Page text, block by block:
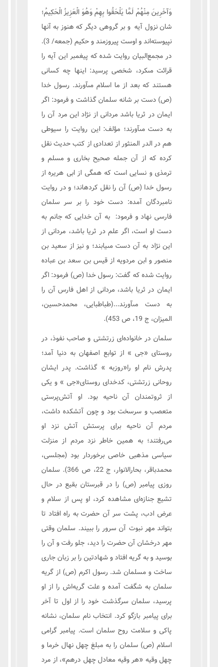
وَآخَرِينَ مِنْهُمْ لَمَّا يَلْحَقُوا بِهِمْ وَهُوَ الْعَزِيزُ الْحَكِيمُ؛
شان نزول آیه و بر گروهی ديگر که هنوز به آنها
نپیوسته‌اند و اوست پيروزمند و حکيم (جمعه/ 3).
در مجمع‌البیان روايت شده كه پيغمبر اين آيه را
قرائت مى‏كرد، شخصى پرسيد: اينها چه كسانى
هستند كه بعد از ما اسلام مى‏آورند. رسول خدا
(ص) دست بر شانه سلمان گذاشت و فرمود: اگر
ايمان در ثريا باشد مردانى از نژاد اين مرد آن را
به دست مى‏آورند؛ مؤلف: اين روايت را سيوطى
هم در الدر المنثور از تعدادى از كتب حديث نقل
كرده كه از آن جمله صحيح بخارى و مسلم و
ترمذى و نسايى است كه همگى از ابى هريره از
رسول خدا (ص) آن را نقل كرده‏اند؛ و در روايت
نامبردگان آمده: دست خود را بر سر سلمان
فارسى نهاد و فرمود: به آن خدايى كه جانم به
دست او است، اگر علم در ثريا باشد، مردانى از
اين نژاد به آن دست مى‏يابند؛ و نيز از سعيد بن
منصور و ابن مردويه از قيس بن سعد بن عباده
روايت شده كه گفت: رسول خدا (ص) فرمود: اگر
ايمان در ثريا باشد، مردانى از اهل فارس آن را
به دست مى‏آورند...(طباطبایی، محمدحسین،
المیزان، ج 19، ص 453).
سلمان در خانواده‌ای زرتشتی و صاحب نفوذ، در
روستای «جی » از توابع اصفهان به دنیا آمد؛
پدرش نام او را«روزبه » گذاشت. پدر ایشان
روحانی زرتشتی، کدخدای روستای«جی » و یکی
از ثروتمندان آن ناحیه بود. او آتش‌پرستی
متعصب و سرسخت بود و چون آتشکده داشت،
مردم آن ناحیه برای پرستش آتش نزد او
می‌رفتند؛ به همین خاطر نزد مردم از منزلت
سیاسی مذهبی خاصی برخوردار بود (مجلسی،
محمدباقر، بحارالانوار، ج 22، ص 366). سلمان
روزی پیامبر (ص) را در قبرستان بقیع در حال
تشیع جنازه‌ای مشاهده کرد، او پس از سلام و
عرض ادب، پشت سر آن حضرت به راه افتاد تا
بتواند مهر نبوت آن سرور را ببیند. سلمان وقتی
مهر درخشان آن حضرت را دید، جلو رفت و آن را
بوسید و به گریه افتاد و شهادتین را بر زبان جاری
ساخت و مسلمان شد. رسول‌ اکرم (ص) از گریه‌
سلمان به شگفت آمده و علت گریه‌اش را از او
پرسید، سلمان سرگذشت خود را از اول تا آخر
برای پیامبر بازگو کرد. انتخاب نام سلمان، نشانه
پاکی و سلامت روح سلمان است. پیامبر گرامى
اسلام (ص) سلمان را به مبلغ چهل نهال خرما و
چهل وقیه «هر وقیه معادل چهل درهم»، از مرد